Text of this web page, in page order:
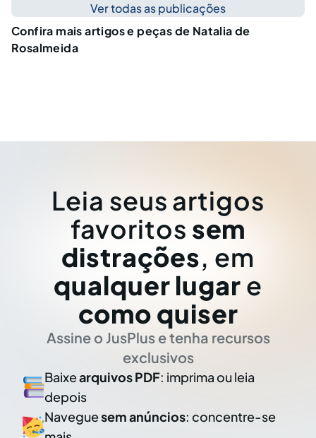
Ver todas as publicações
Confira mais artigos e peças de Natalia de
Rosalmeida
Leia seus artigos
favoritos sem
distrações, em
qualquer lugar e
como quiser
Assine o JusPlus e tenha recursos
exclusivos
Baixearquivos PDF: imprima ou leia
depois
Naveguesem anúncios: concentre-se